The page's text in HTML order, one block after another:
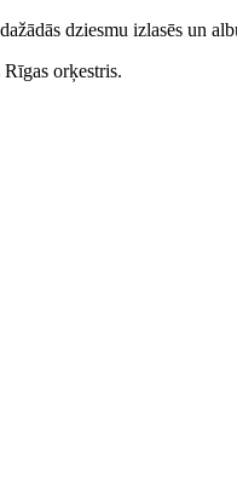
dziesmu izlasēs un
orķestris.